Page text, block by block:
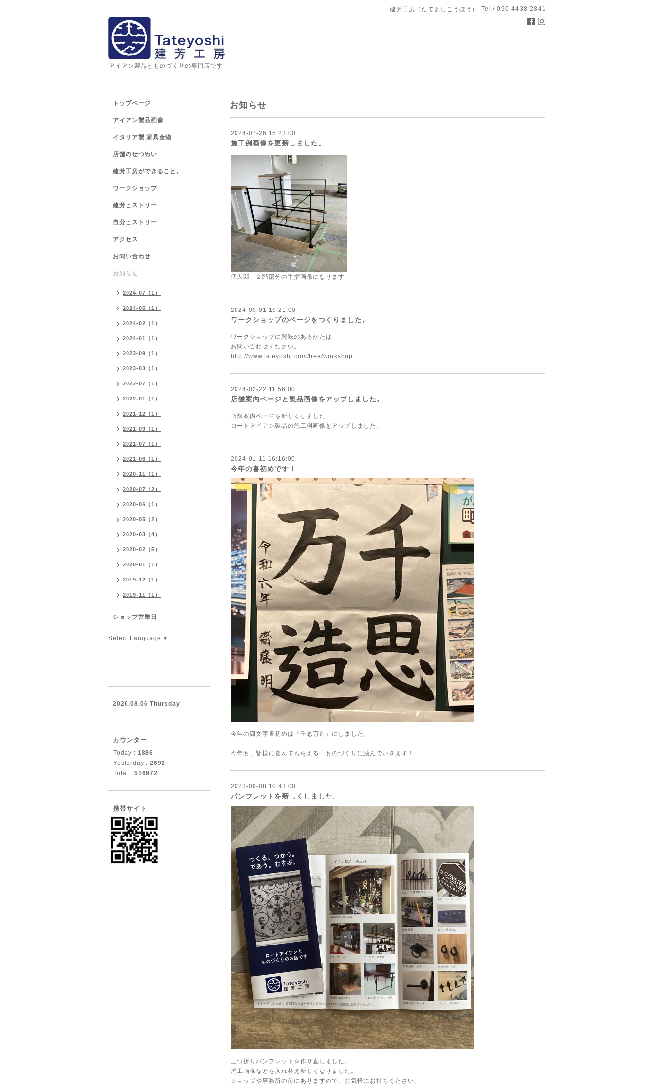
建芳工房（たてよしこうぼう） Tel / 090-4438-2841
アイアン製品とものづくりの専門店です
お知らせ
2024-07-26 15:23:00
施工例画像を更新しました。
個人邸 ２階部分の手摺画像になります
2024-05-01 16:21:00
ワークショップのページをつくりました。
ワークショップに興味のあるかたは
お問い合わせください。
http://www.tateyoshi.com/free/workshop
2024-02-22 11:56:00
店舗案内ページと製品画像をアップしました。
店舗案内ページを新しくしました。
ロートアイアン製品の施工例画像をアップしました。
2024-01-11 16:16:00
今年の書初めです！
今年の四文字書初めは「千思万造」にしました。
今年も、皆様に喜んでもらえる ものづくりに励んでいきます！
2023-09-08 10:43:00
パンフレットを新しくしました。
三つ折りパンフレットを作り直しました。
施工画像などを入れ替え新しくなりました。
ショップや事務所の前にありますので、お気軽にお持ちください。
トップページ
アイアン製品画像
イタリア製 家具金物
店舗のせつめい
建芳工房ができること。
ワークショップ
建芳ヒストリー
自分ヒストリー
アクセス
お問い合わせ
お知らせ
2024-07（1）
2024-05（1）
2024-02（1）
2024-01（1）
2023-09（1）
2023-03（1）
2022-07（1）
2022-01（1）
2021-12（1）
2021-09（1）
2021-07（1）
2021-06（1）
2020-11（1）
2020-07（2）
2020-06（1）
2020-05（2）
2020-03（4）
2020-02（5）
2020-01（1）
2019-12（1）
2019-11（1）
ショップ営業日
Select Language ▼
2026.08.06 Thursday
カウンター
Today : 1886
Yesterday : 2692
Total : 516972
携帯サイト